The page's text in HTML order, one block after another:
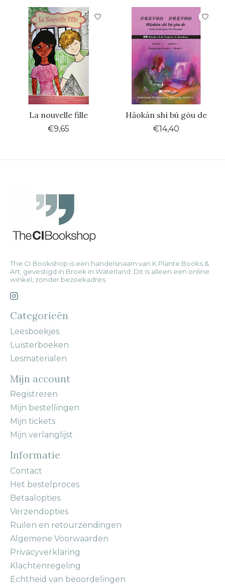
La nouvelle fille
€9,65
Hăokàn shì bú gòu de
€14,40
The CI Bookshop is een handelsnaam van K Plante Books &
Art, gevestigd in Broek in Waterland. Dit is alleen een online
winkel, zonder bezoekadres.
Categorieën
Leesboekjes
Luisterboeken
Lesmaterialen
Mijn account
Registreren
Mijn bestellingen
Mijn tickets
Mijn verlanglijst
Informatie
Contact
Het bestelproces
Betaalopties
Verzendopties
Ruilen en retourzendingen
Algemene Voorwaarden
Privacyverklaring
Klachtenregeling
Echtheid van beoordelingen